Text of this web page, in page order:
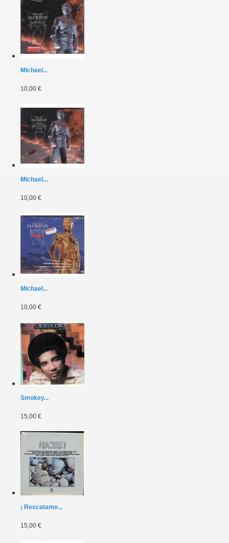
Michael...
10,00 €
Michael...
10,00 €
Michael...
10,00 €
Smokey...
15,00 €
¡ Rescatame...
15,00 €